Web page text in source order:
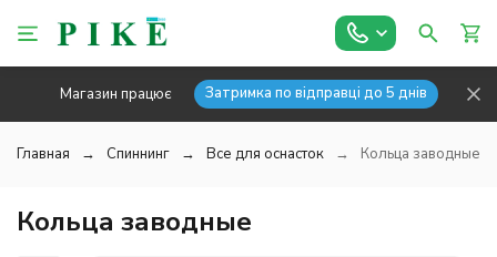
Магазин працює Затримка по відправці до 5 днів
Главная Спиннинг Все для оснасток Кольца заводные
Кольца заводные